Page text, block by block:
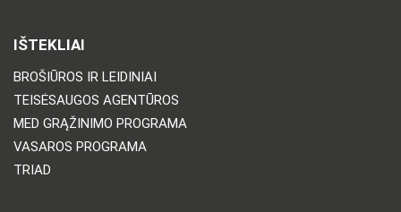
IŠTEKLIAI
BROŠIŪROS IR LEIDINIAI
TEISĖSAUGOS AGENTŪROS
MED GRĄŽINIMO PROGRAMA
VASAROS PROGRAMA
TRIAD